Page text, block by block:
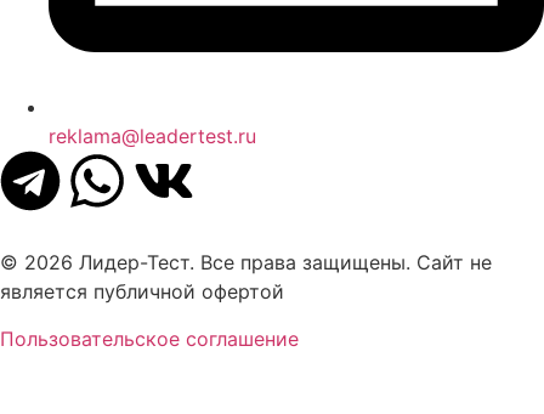
reklama@leadertest.ru
© 2026 Лидер-Тест. Все права защищены. Сайт не
является публичной офертой
Пользовательское соглашение